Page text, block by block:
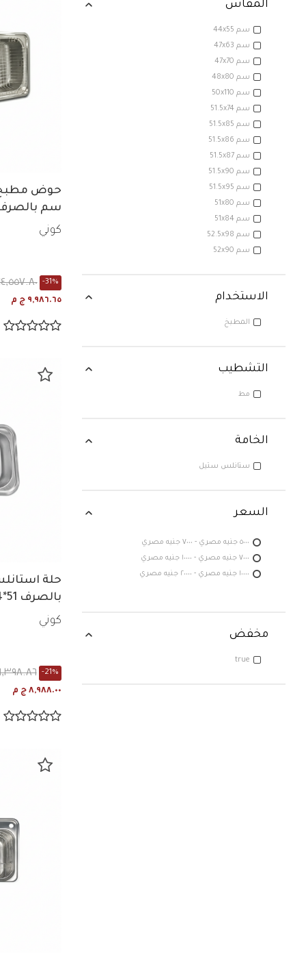
المقاس
44x55 سم
47x63 سم
47x70 سم
48x80 سم
50x110 سم
51.5x74 سم
51.5x85 سم
51.5x86 سم
51.5x87 سم
51.5x90 سم
51.5x95 سم
51x80 سم
51x84 سم
52.5x98 سم
52x90 سم
الاستخدام
المطبخ
المطبخ
التشطيب
مط
التشطيب: مط
الخامة
ستانلس ستيل
ستانلس ستيل
السعر
٥٠٠٠ جنيه مصري - ٧٠٠٠ جنيه مصري
٧٠٠٠ جنيه مصري - ١٠٠٠٠ جنيه مصري
١٠٠٠٠ جنيه مصري - ٢٠٠٠٠ جنيه مصري
مخفض
true
سم
كوني
١٤,٥٥٧.٨٠ ج -31%
٩,٩٨٦.٦٥ ج م
حلة
بالصرف 51*84 سم
كوني
١١,٣٩٨.٨٦ ج -21%
٨,٩٨٨.٠٠ ج م